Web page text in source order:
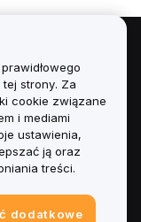
strony. Za
cookie związane
i mediami
ustawienia,
ją oraz
treści.
dodatkowe